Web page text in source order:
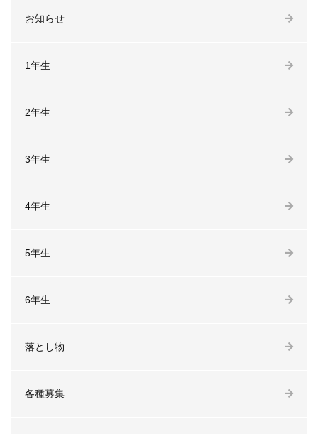
お知らせ
1年生
2年生
3年生
4年生
5年生
6年生
落とし物
各種募集